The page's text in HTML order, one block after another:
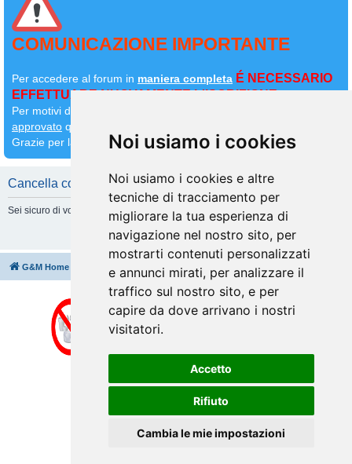
Noi usiamo i cookies
Noi usiamo i cookies e altre
tecniche di tracciamento per
migliorare la tua esperienza di
navigazione nel nostro sito, per
mostrarti contenuti personalizzati
e annunci mirati, per analizzare il
traffico sul nostro sito, e per
capire da dove arrivano i nostri
visitatori.
Accetto
Rifiuto
Cambia le mie impostazioni
COMUNICAZIONE IMPORTANTE
Per accedere al forum in maniera completa É NECESSARIO
EFFETTUARE NUOVAMENTE L'ISCRIZIONE
Per motivi di sicurezza il
approvato quindi
Grazie per la comprensione
Cancella cookie
Sei sicuro di volere cancellare tutti i cookie di questa Board?
G&M Home Tutti gli orari sonoUTC+02:00
Cancella cookie
phpBB® Forum Software © phpBB Limited